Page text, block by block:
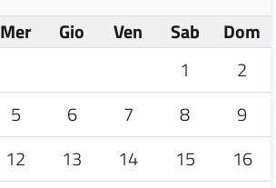
Mer Gio Ven Sab
Dom
1
2
5 6 7 8
9
12 13 14 15
16